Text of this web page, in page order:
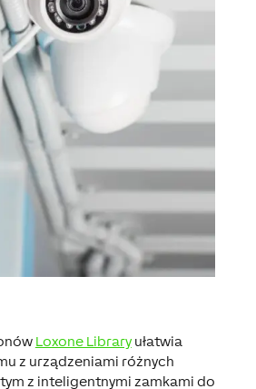
Loxone Libraryułatwia
z urządzeniami różnych
z inteligentnymi zamkami do